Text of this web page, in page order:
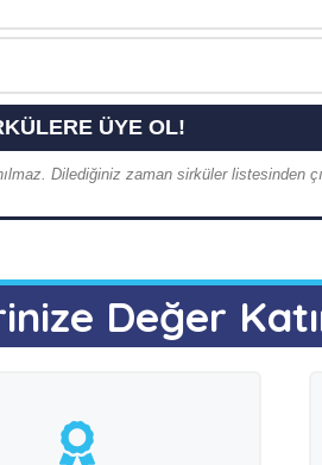
Dilediğiniz zaman sirküler listesinden
Değer